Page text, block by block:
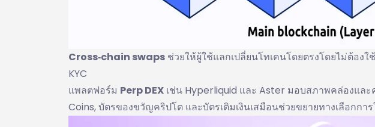
Cross‑chain swaps ช่วยให้ผู้ใช้แลกเปลี่ยนโทเคนโดยตรงโดยไม่ต้อง
KYC
แพลตฟอร์ม Perp DEX เช่น Hyperliquid และ Aster มอบสภาพคล่องแล
Coins, บัตรของขวัญคริปโต และบัตรเติมเงินเสมือนช่วยขยายทางเลือกกา